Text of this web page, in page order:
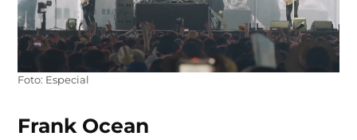
Foto: Especial
Frank Ocean